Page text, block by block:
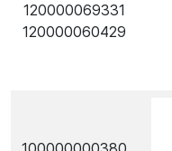
120000069331
120000060429